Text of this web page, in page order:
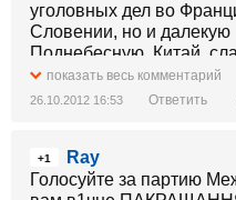
уголовных дел во
Словении, но и далекую
Поднебесную. Китай,
методами борьбы с
коррупцией в любых
ни странно, получила на
орехи украинская
показать весь комментарий
26.10.2012 16:53 Ответить
+1
Ray
Голосуйте за партию